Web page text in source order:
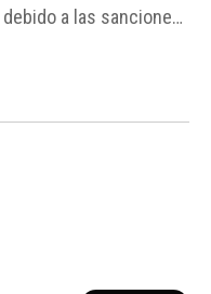
a las sanciones
cesó su relación con